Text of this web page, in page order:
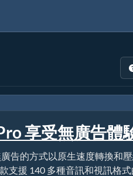
享受無廣告體
廣告的方式以原生速度轉換和
支援 140 多種音訊和視訊格